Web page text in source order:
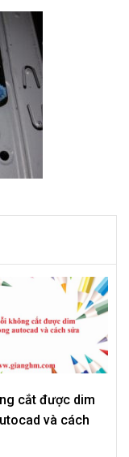
cắt được dim
và cách